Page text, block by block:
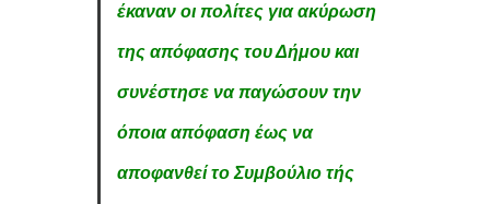
έκαναν οι πολίτες για ακύρωση
της απόφασης του Δήμου και
συνέστησε να παγώσουν την
όποια απόφαση έως να
αποφανθεί το Συμβούλιο τής